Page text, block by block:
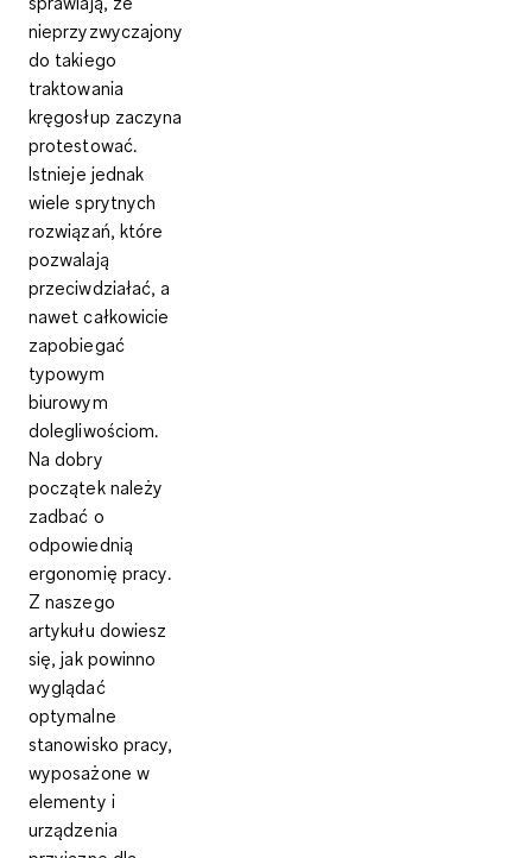
nieprzyzwyczajony
do takiego
traktowania
kręgosłup zaczyna
protestować.
Istnieje jednak
wiele sprytnych
rozwiązań, które
pozwalają
przeciwdziałać, a
nawet całkowicie
zapobiegać
typowym
biurowym
dolegliwościom.
Na dobry
początek należy
zadbać o
odpowiednią
ergonomię pracy.
Z naszego
artykułu dowiesz
się, jak powinno
wyglądać
optymalne
stanowisko pracy,
wyposażone w
elementy i
urządzenia